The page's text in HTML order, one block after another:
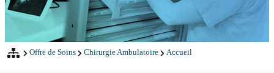
Offre de Soins Chirurgie Ambulatoire Accueil